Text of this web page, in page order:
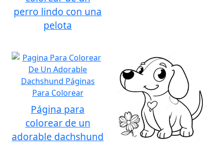
perro lindo con una
pelota
Página para
colorear de un
adorable dachshund